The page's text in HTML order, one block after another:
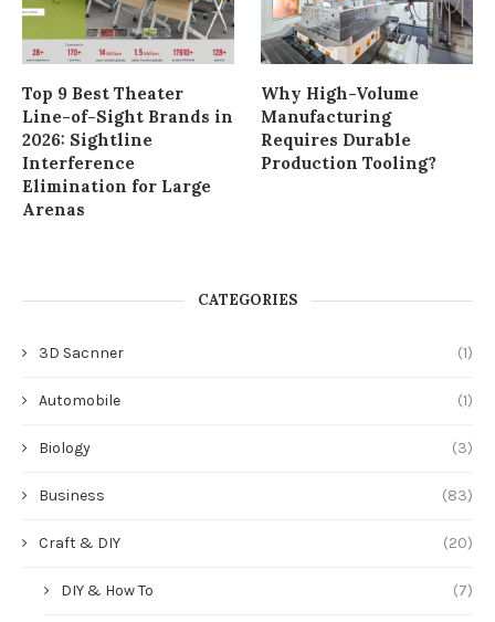
Top 9 Best Theater
Line-of-Sight Brands in
2026: Sightline
Interference
Elimination for Large
Arenas
Why High-Volume
Manufacturing
Requires Durable
Production Tooling?
CATEGORIES
3D Sacnner (1)
Automobile (1)
Biology (3)
Business (83)
Craft & DIY (20)
DIY & How To (7)